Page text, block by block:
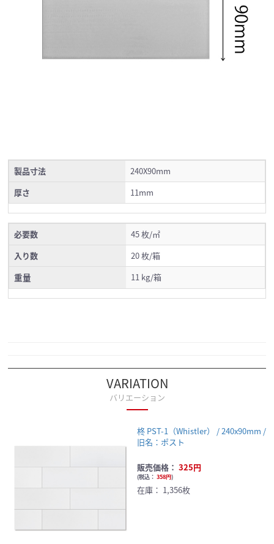
製品寸法
240X90mm
厚さ
11mm
必要数
45 枚/㎡
入り数
20 枚/箱
重量 11 kg/箱
VARIATION
バリエーション
柊 PST-1（Whistler） / 240x90mm /
旧名：ポスト
販売価格： 325円
(税込： 358円)
在庫： 1,356枚